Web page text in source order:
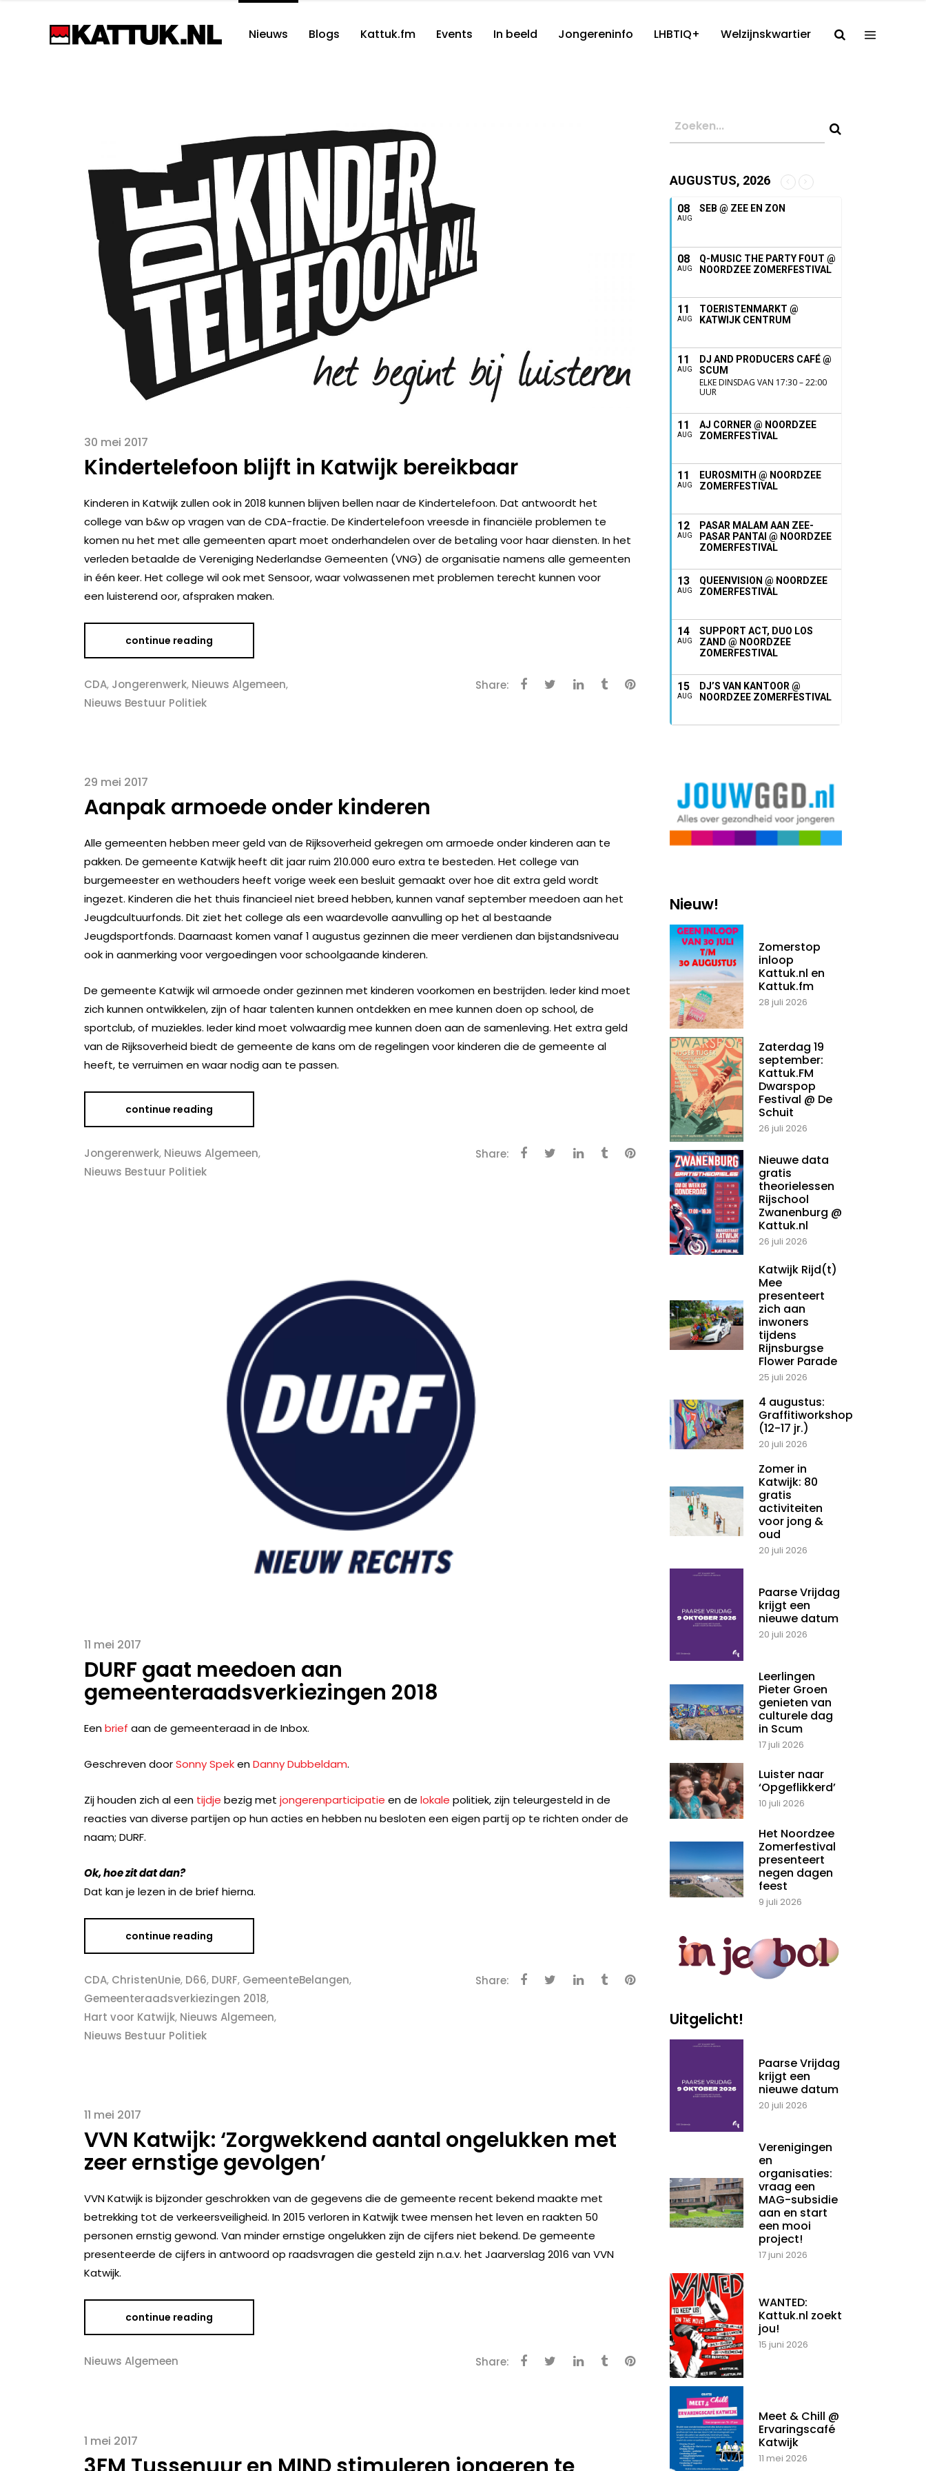
Nieuws Blogs Kattuk.fm Events In beeld Jongereninfo LHBTIQ+ Welzijnskwartier
30 mei 2017
Kindertelefoon blijft in Katwijk bereikbaar
Kinderen in Katwijk zullen ook in 2018 kunnen blijven bellen naar de Kindertelefoon. Dat antwoordt het
college van b&w op vragen van de CDA-fractie. De Kindertelefoon vreesde in financiële problemen te
komen nu het met alle gemeenten apart moet onderhandelen over de betaling voor haar diensten. In het
verleden betaalde de Vereniging Nederlandse Gemeenten (VNG) de organisatie namens alle gemeenten
in één keer. Het college wil ook met Sensoor, waar volwassenen met problemen terecht kunnen voor
een luisterend oor, afspraken maken.
continue reading
CDA, Jongerenwerk, Nieuws Algemeen,
Nieuws Bestuur Politiek
Share:
29 mei 2017
Aanpak armoede onder kinderen
Alle gemeenten hebben meer geld van de Rijksoverheid gekregen om armoede onder kinderen aan te
pakken. De gemeente Katwijk heeft dit jaar ruim 210.000 euro extra te besteden. Het college van
burgemeester en wethouders heeft vorige week een besluit gemaakt over hoe dit extra geld wordt
ingezet. Kinderen die het thuis financieel niet breed hebben, kunnen vanaf september meedoen aan het
Jeugdcultuurfonds. Dit ziet het college als een waardevolle aanvulling op het al bestaande
Jeugdsportfonds. Daarnaast komen vanaf 1 augustus gezinnen die meer verdienen dan bijstandsniveau
ook in aanmerking voor vergoedingen voor schoolgaande kinderen.
De gemeente Katwijk wil armoede onder gezinnen met kinderen voorkomen en bestrijden. Ieder kind moet
zich kunnen ontwikkelen, zijn of haar talenten kunnen ontdekken en mee kunnen doen op school, de
sportclub, of muziekles. Ieder kind moet volwaardig mee kunnen doen aan de samenleving. Het extra geld
van de Rijksoverheid biedt de gemeente de kans om de regelingen voor kinderen die de gemeente al
heeft, te verruimen en waar nodig aan te passen.
continue reading
Jongerenwerk, Nieuws Algemeen,
Nieuws Bestuur Politiek
Share:
11 mei 2017
DURF gaat meedoen aan
gemeenteraadsverkiezingen 2018
Eenbrief aan de gemeenteraad in de Inbox.
Geschreven doorSonny SpekenDanny Dubbeldam.
Zij houden zich al een tijdje bezig met jongerenparticipatie en de lokale politiek, zijn teleurgesteld in de
reacties van diverse partijen op hun acties en hebben nu besloten een eigen partij op te richten onder de
naam; DURF.
Ok, hoe zit dat dan?
Dat kan je lezen in de brief hierna.
continue reading
CDA, ChristenUnie, D66, DURF, GemeenteBelangen,
Gemeenteraadsverkiezingen 2018,
Hart voor Katwijk, Nieuws Algemeen,
Nieuws Bestuur Politiek
Share:
11 mei 2017
VVN Katwijk: ‘Zorgwekkend aantal ongelukken met
zeer ernstige gevolgen’
VVN Katwijk is bijzonder geschrokken van de gegevens die de gemeente recent bekend maakte met
betrekking tot de verkeersveiligheid. In 2015 verloren in Katwijk twee mensen het leven en raakten 50
personen ernstig gewond. Van minder ernstige ongelukken zijn de cijfers niet bekend. De gemeente
presenteerde de cijfers in antwoord op raadsvragen die gesteld zijn n.a.v. het Jaarverslag 2016 van VVN
Katwijk.
continue reading
Nieuws Algemeen Share:
1 mei 2017
AUGUSTUS, 2026
08
AUG
SEB @ ZEE EN ZON
08
AUG
Q-MUSIC THE PARTY FOUT @
NOORDZEE ZOMERFESTIVAL
11
AUG
TOERISTENMARKT @
KATWIJK CENTRUM
11
AUG
DJ AND PRODUCERS CAFÉ @
SCUM
ELKE DINSDAG VAN 17:30 – 22:00
UUR
11
AUG
AJ CORNER @ NOORDZEE
ZOMERFESTIVAL
11
AUG
EUROSMITH @ NOORDZEE
ZOMERFESTIVAL
12
AUG
PASAR MALAM AAN ZEE-
PASAR PANTAI @ NOORDZEE
ZOMERFESTIVAL
13
AUG
QUEENVISION @ NOORDZEE
ZOMERFESTIVAL
14
AUG
SUPPORT ACT, DUO LOS
ZAND @ NOORDZEE
ZOMERFESTIVAL
15
AUG
DJ’S VAN KANTOOR @
NOORDZEE ZOMERFESTIVAL
Nieuw!
Zomerstop
inloop
Kattuk.nl en
Kattuk.fm
28 juli 2026
Zaterdag 19
september:
Kattuk.FM
Dwarspop
Festival @ De
Schuit
26 juli 2026
Nieuwe data
gratis
theorielessen
Rijschool
Zwanenburg @
Kattuk.nl
26 juli 2026
Katwijk Rijd(t)
Mee
presenteert
zich aan
inwoners
tijdens
Rijnsburgse
Flower Parade
25 juli 2026
4 augustus:
Graffitiworkshop
(12-17 jr.)
20 juli 2026
Zomer in
Katwijk: 80
gratis
activiteiten
voor jong &
oud
20 juli 2026
Paarse Vrijdag
krijgt een
nieuwe datum
20 juli 2026
Leerlingen
Pieter Groen
genieten van
culturele dag
in Scum
17 juli 2026
Luister naar
‘Opgeflikkerd’
10 juli 2026
Het Noordzee
Zomerfestival
presenteert
negen dagen
feest
9 juli 2026
Uitgelicht!
Paarse Vrijdag
krijgt een
nieuwe datum
20 juli 2026
Verenigingen
en
organisaties:
vraag een
MAG-subsidie
aan en start
een mooi
project!
17 juni 2026
WANTED:
Kattuk.nl zoekt
jou!
15 juni 2026
Meet & Chill @
Ervaringscafé
Katwijk
11 mei 2026